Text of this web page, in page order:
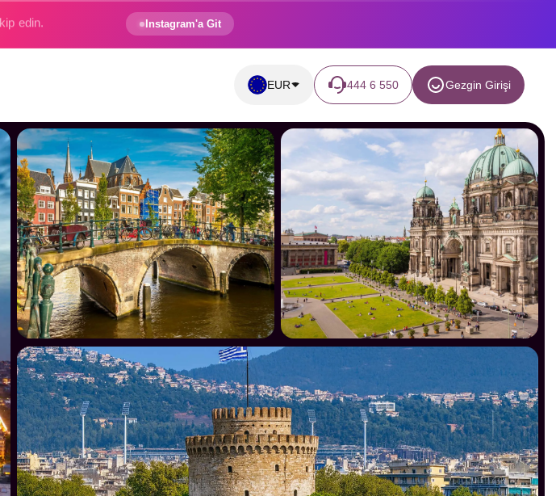
Instagram'a Git
EUR 444 6 550 Gezgin Girişi